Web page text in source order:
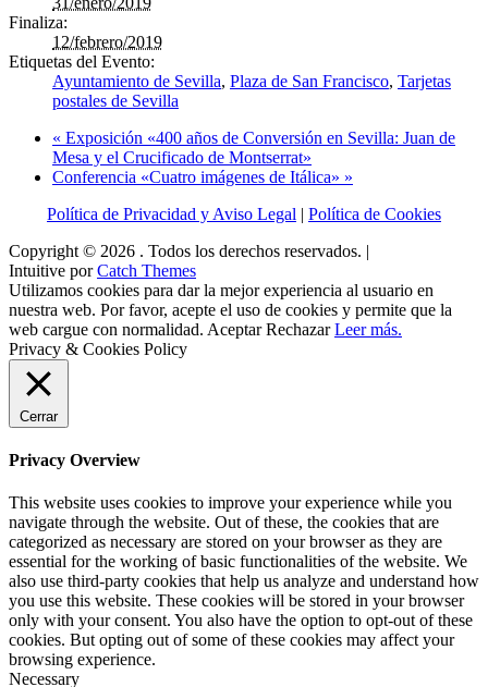
Finaliza:
12/febrero/2019
Etiquetas del Evento:
Ayuntamiento de Sevilla, Plaza de San Francisco, Tarjetas
postales de Sevilla
« Exposición «400 años de Conversión en Sevilla: Juan de
Mesa y el Crucificado de Montserrat»
Conferencia «Cuatro imágenes de Itálica» »
Política de Privacidad y Aviso Legal | Política de Cookies
Copyright © 2026 . Todos los derechos reservados. |
Intuitive porCatch Themes
Utilizamos cookies para dar la mejor experiencia al usuario en
nuestra web. Por favor, acepte el uso de cookies y permite que la
web cargue con normalidad. Aceptar Rechazar Leer más.
Privacy & Cookies Policy
Cerrar
Privacy Overview
This website uses cookies to improve your experience while you
navigate through the website. Out of these, the cookies that are
categorized as necessary are stored on your browser as they are
essential for the working of basic functionalities of the website. We
also use third-party cookies that help us analyze and understand how
you use this website. These cookies will be stored in your browser
only with your consent. You also have the option to opt-out of these
cookies. But opting out of some of these cookies may affect your
browsing experience.
Necessary